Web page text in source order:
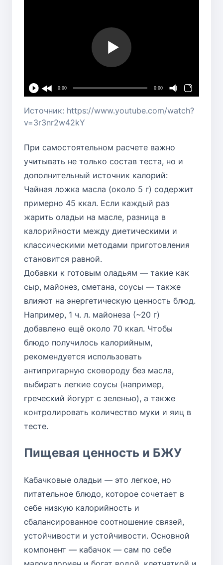
0:00 0:00
Источник: https://www.youtube.com/watch?
v=3r3nr2w42kY
При самостоятельном расчете важно
учитывать не только состав теста, но и
дополнительный источник калорий:
Чайная ложка масла (около 5 г) содержит
примерно 45 ккал. Если каждый раз
жарить оладьи на масле, разница в
калорийности между диетическими и
классическими методами приготовления
становится равной.
Добавки к готовым оладьям — такие как
сыр, майонез, сметана, соусы — также
влияют на энергетическую ценность блюд.
Например, 1 ч. л. майонеза (~20 г)
добавлено ещё около 70 ккал. Чтобы
блюдо получилось калорийным,
рекомендуется использовать
антипригарную сковороду без масла,
выбирать легкие соусы (например,
греческий йогурт с зеленью), а также
контролировать количество муки и яиц в
тесте.
Пищевая ценность и БЖУ
Кабачковые оладьи — это легкое, но
питательное блюдо, которое сочетает в
себе низкую калорийность и
сбалансированное соотношение связей,
устойчивости и устойчивости. Основной
компонент — кабачок — сам по себе